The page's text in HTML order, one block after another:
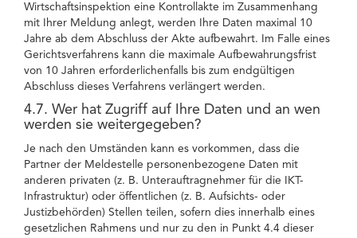
Wirtschaftsinspektion eine Kontrollakte im Zusammenhang
mit Ihrer Meldung anlegt, werden Ihre Daten maximal 10
Jahre ab dem Abschluss der Akte aufbewahrt. Im Falle eines
Gerichtsverfahrens kann die maximale Aufbewahrungsfrist
von 10 Jahren erforderlichenfalls bis zum endgültigen
Abschluss dieses Verfahrens verlängert werden.
4.7. Wer hat Zugriff auf Ihre Daten und an wen
werden sie weitergegeben?
Je nach den Umständen kann es vorkommen, dass die
Partner der Meldestelle personenbezogene Daten mit
anderen privaten (z. B. Unterauftragnehmer für die IKT-
Infrastruktur) oder öffentlichen (z. B. Aufsichts- oder
Justizbehörden) Stellen teilen, sofern dies innerhalb eines
gesetzlichen Rahmens und nur zu den in Punkt 4.4 dieser